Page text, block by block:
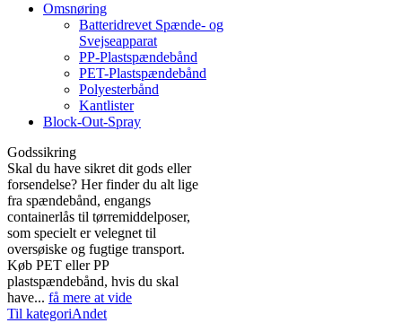
Omsnøring
Batteridrevet Spænde- og
Svejseapparat
PP-Plastspændebånd
PET-Plastspændebånd
Polyesterbånd
Kantlister
Block-Out-Spray
Godssikring
Skal du have sikret dit gods eller
forsendelse? Her finder du alt lige
fra spændebånd, engangs
containerlås til tørremiddelposer,
som specielt er velegnet til
oversøiske og fugtige transport.
Køb PET eller PP
plastspændebånd, hvis du skal
have... få mere at vide
Til kategoriAndet